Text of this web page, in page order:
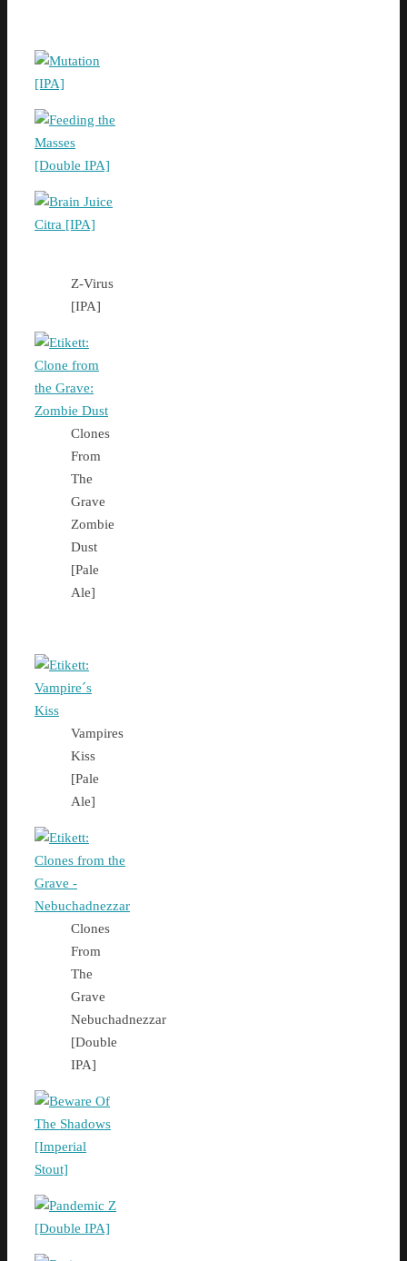
Z-Virus
[IPA]
Clones
From
The
Grave
Zombie
Dust
[Pale
Ale]
Vampires
Kiss
[Pale
Ale]
Clones
From
The
Grave
Nebuchadnezzar
[Double
IPA]